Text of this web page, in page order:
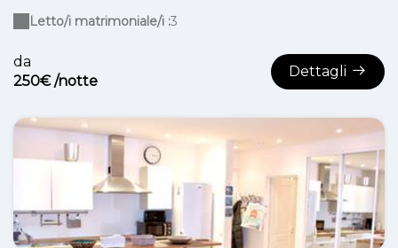
da
250€ /notte
Dettagli
Letto/i matrimoniale/i :3